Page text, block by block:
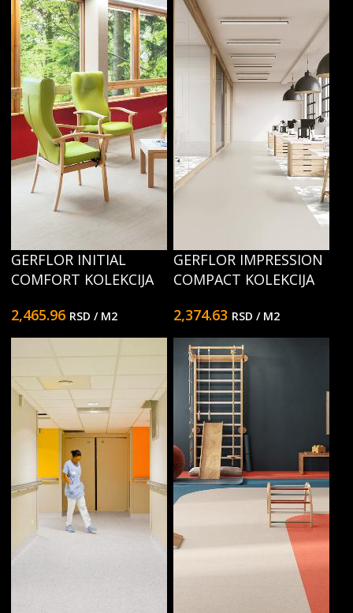
GERFLOR INITIAL
COMFORT KOLEKCIJA
2,465.96 RSD / M2
GERFLOR IMPRESSION
COMPACT KOLEKCIJA
2,374.63 RSD / M2